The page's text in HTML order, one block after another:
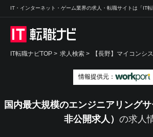
IT・インターネット・ゲーム業界の求人・転職サイトは「IT転
IT転職ナビTOP > 求人検索 > 【長野】マイコンシ
情報提供元：
国内最大規模のエンジニアリング
非公開求人） の求人